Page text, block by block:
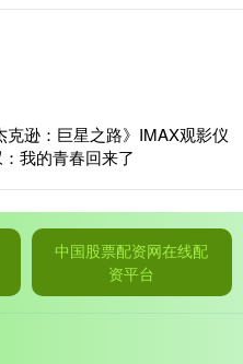
克逊：巨星之路》IMAX观影仪
我的青春回来了
中国股票配资网在线配
资平台